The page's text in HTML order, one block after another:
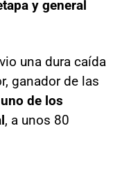
y general
una dura caída
ganador de las
uno de los
, a unos 80